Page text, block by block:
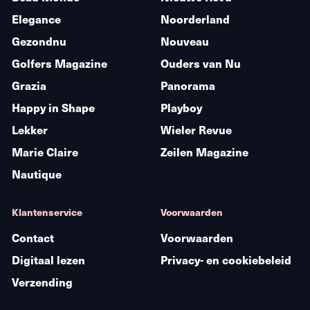
Elegance
Gezondnu
Golfers Magazine
Grazia
Happy in Shape
Lekker
Marie Claire
Nautique
Noorderland
Nouveau
Ouders van Nu
Panorama
Playboy
Wieler Revue
Zeilen Magazine
Klantenservice
Contact
Digitaal lezen
Verzending
Voorwaarden
Voorwaarden
Privacy- en cookiebeleid